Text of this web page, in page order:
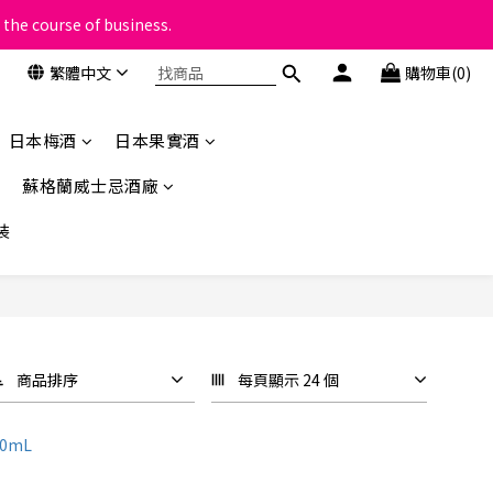
course of business.
繁體中文 購物車(0)
日本梅酒
日本果實酒
蘇格蘭威士忌酒廠
商品排序 每頁顯示 24 個